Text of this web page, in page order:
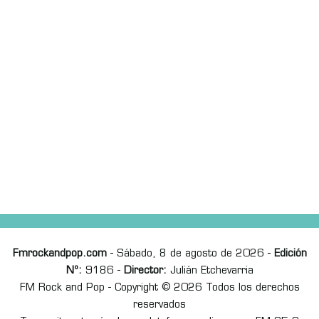
Fmrockandpop.com- Sábado, 8 de agosto de 2026 - Edición
Nº: 9186 - Director: Julián Etchevarria
FM Rock and Pop - Copyright © 2026 Todos los derechos
reservados